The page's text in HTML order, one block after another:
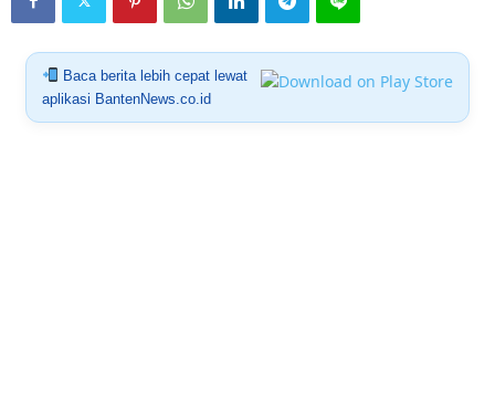
Baca berita lebih cepat lewat
aplikasi BantenNews.co.id